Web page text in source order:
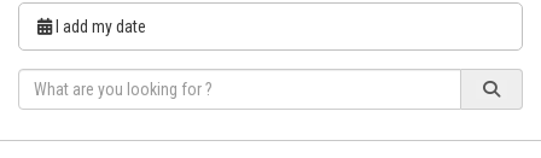
I add my date